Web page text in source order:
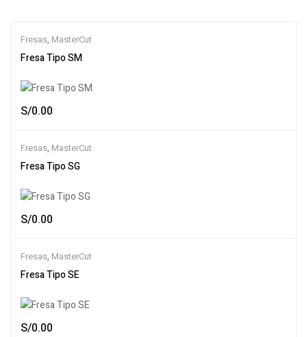
Fresas, MasterCut
Fresa Tipo SM
S/0.00
Fresas, MasterCut
Fresa Tipo SG
S/0.00
Fresas, MasterCut
Fresa Tipo SE
S/0.00